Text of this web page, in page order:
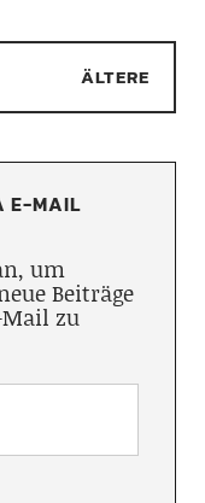
ÄLTERE
E-MAIL
um
Beiträge
zu